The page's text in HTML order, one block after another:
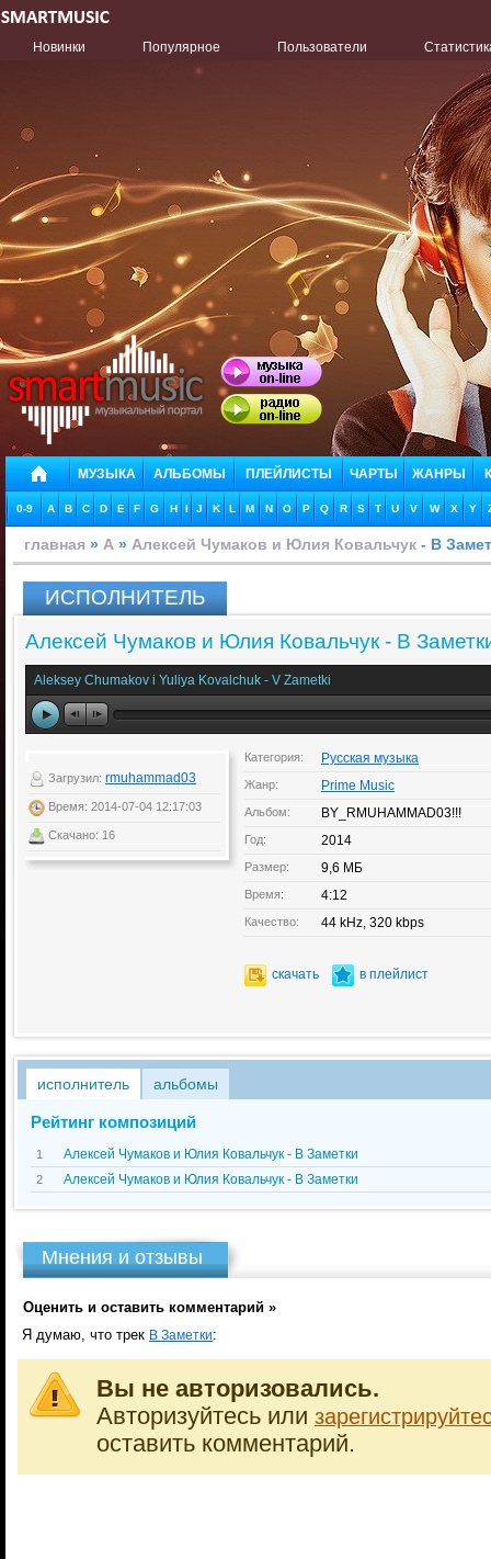
Новинки Популярное Пользователи
МУЗЫКА АЛЬБОМЫ ПЛЕЙЛИСТЫ ЧАРТЫ ЖАНРЫ
0-9 A B C D E F G H I J K L M N O P Q R S T U V W X Y
главная » А » Алексей Чумаков и Юлия Ковальчук - В
ИСПОЛНИТЕЛЬ
Алексей Чумаков и Юлия Ковальчук - В
Aleksey Chumakov i Yuliya Kovalchuk - V Zametki
Загрузил: rmuhammad03
Время: 2014-07-04 12:17:03
Скачано: 16
Категория: Русская музыка
Жанр: Prime Music
Альбом: BY_RMUHAMMAD03!!!
Год: 2014
Размер: 9,6 МБ
Время: 4:12
Качество: 44 kHz, 320 kbps
скачать в плейлист
исполнитель альбомы
Рейтинг композиций
1 Алексей Чумаков и Юлия Ковальчук - В Заметки
2 Алексей Чумаков и Юлия Ковальчук - В Заметки
Мнения и отзывы
Оценить и оставить комментарий »
Я думаю, что трек В Заметки:
Вы не авторизовались.
Авторизуйтесь или
оставить комментарий.